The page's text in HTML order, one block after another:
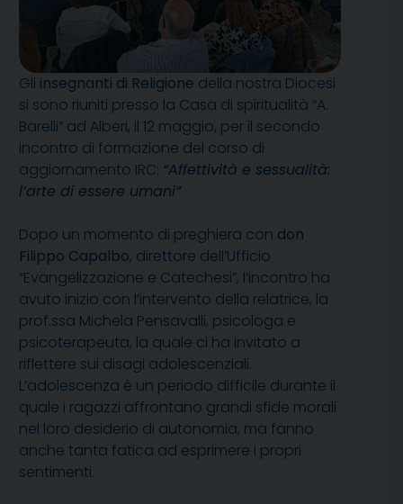
Gli insegnanti di Religione della nostra Diocesi
si sono riuniti presso la Casa di spiritualità “A.
Barelli” ad Alberi, il 12 maggio, per il secondo
incontro di formazione del corso di
aggiornamento IRC: “Affettività e sessualità:
l’arte di essere umani”
Dopo un momento di preghiera con don
Filippo Capalbo, direttore dell’Ufficio
“Evangelizzazione e Catechesi”, l’incontro ha
avuto inizio con l’intervento della relatrice, la
prof.ssa Michela Pensavalli, psicologa e
psicoterapeuta, la quale ci ha invitato a
riflettere sui disagi adolescenziali.
L’adolescenza è un periodo difficile durante il
quale i ragazzi affrontano grandi sfide morali
nel loro desiderio di autonomia, ma fanno
anche tanta fatica ad esprimere i propri
sentimenti.